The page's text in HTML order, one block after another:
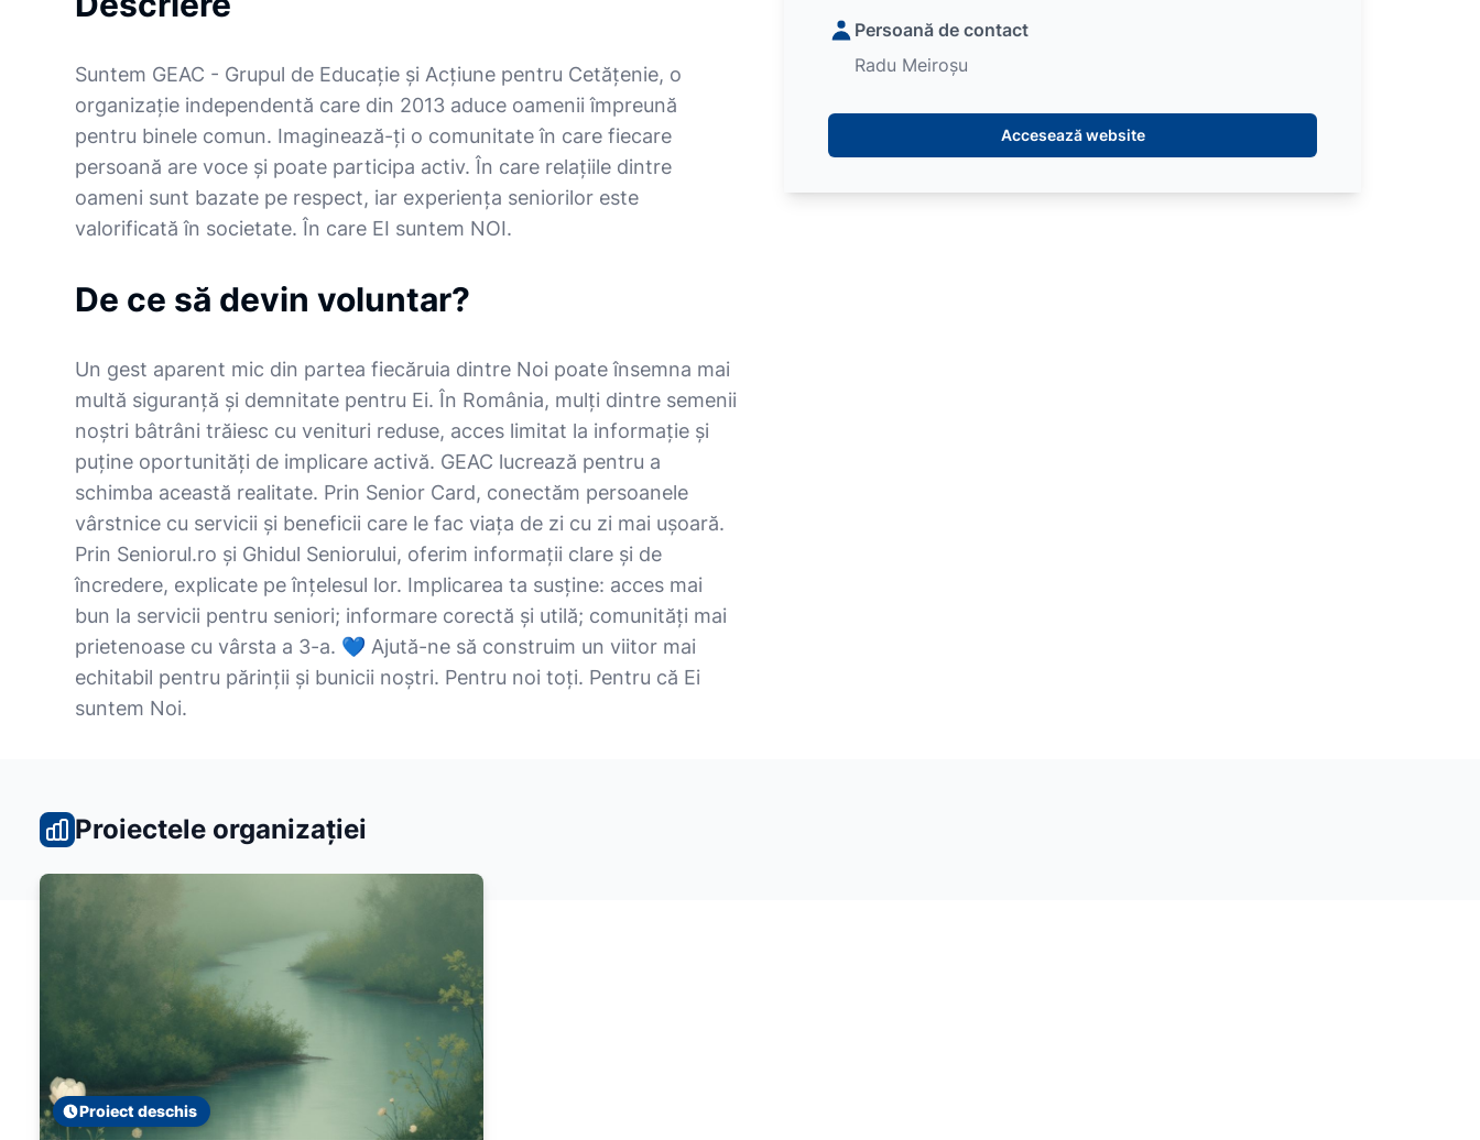
Suntem GEAC - Grupul de Educație și Acțiune pentru Cetățenie, o
organizație independentă care din 2013 aduce oamenii împreună
pentru binele comun. Imaginează-ți o comunitate în care fiecare
persoană are voce și poate participa activ. În care relațiile dintre
oameni sunt bazate pe respect, iar experiența seniorilor este
valorificată în societate. În care EI suntem NOI.
De ce să devin voluntar?
Un gest aparent mic din partea fiecăruia dintre Noi poate însemna mai
multă siguranță și demnitate pentru Ei. În România, mulți dintre semenii
noștri bâtrâni trăiesc cu venituri reduse, acces limitat la informație și
puține oportunități de implicare activă. GEAC lucrează pentru a
schimba această realitate. Prin Senior Card, conectăm persoanele
vârstnice cu servicii și beneficii care le fac viața de zi cu zi mai ușoară.
Prin Seniorul.ro și Ghidul Seniorului, oferim informații clare și de
încredere, explicate pe înțelesul lor. Implicarea ta susține: acces mai
bun la servicii pentru seniori; informare corectă și utilă; comunități mai
prietenoase cu vârsta a 3-a. 💙 Ajută-ne să construim un viitor mai
echitabil pentru părinții și bunicii noștri. Pentru noi toți. Pentru că Ei
suntem Noi.
Persoană de contact
Radu Meiroșu
Accesează website
Proiectele organizației
Proiect deschis